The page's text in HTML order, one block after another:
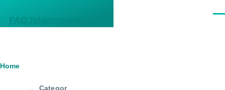
FAQ.islamoriente.com
Breadcrumb
Home
Categor